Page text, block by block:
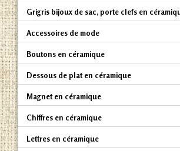
Grigris bijoux de sac, porte clefs en
Accessoires de mode
Boutons en céramique
Dessous de plat en céramique
Magnet en céramique
Chiffres en céramique
Lettres en céramique